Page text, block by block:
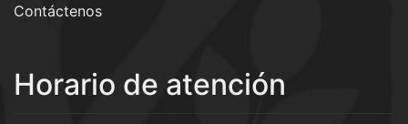
Contáctenos
Horario de atención